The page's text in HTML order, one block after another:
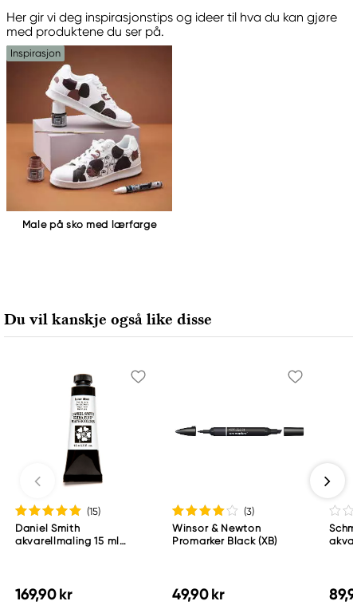
Her gir vi deg inspirasjonstips og ideer til hva du kan gjøre
med produktene du ser på.
Inspirasjon
Male på sko med lærfarge
Du vil kanskje også like disse
(15)
Daniel Smith
akvarellmaling 15 ml
169,90 kr
(3)
Winsor & Newton
Promarker Black (XB)
49,90 kr